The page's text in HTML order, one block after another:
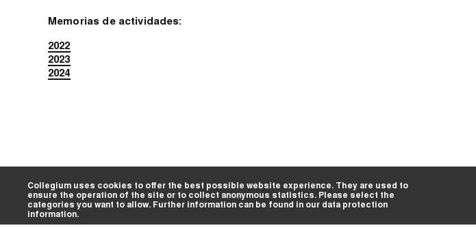
Memorias de actividades:
2022
2023
2024
Collegium uses cookies to offer the best possible website experience. They are used to
ensure the operation of the site or to collect anonymous statistics. Please select the
categories you want to allow. Further information can be found in our data protection
information.